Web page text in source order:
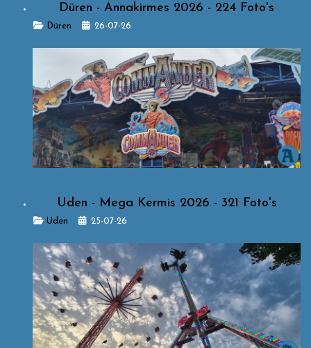
Düren - Annakirmes 2026 - 224 Foto's
Details
Düren 26-07-26
Uden - Mega Kermis 2026 - 321 Foto's
Details
Uden 25-07-26